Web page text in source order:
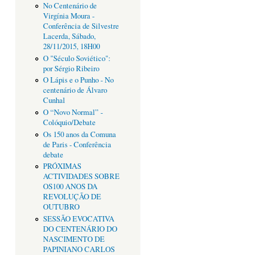
No Centenário de
Virgínia Moura -
Conferência de Silvestre
Lacerda, Sábado,
28/11/2015, 18H00
O "Século Soviético":
por Sérgio Ribeiro
O Lápis e o Punho - No
centenário de Álvaro
Cunhal
O “Novo Normal” -
Colóquio/Debate
Os 150 anos da Comuna
de Paris - Conferência
debate
PRÓXIMAS
ACTIVIDADES SOBRE
OS100 ANOS DA
REVOLUÇÃO DE
OUTUBRO
SESSÃO EVOCATIVA
DO CENTENÁRIO DO
NASCIMENTO DE
PAPINIANO CARLOS